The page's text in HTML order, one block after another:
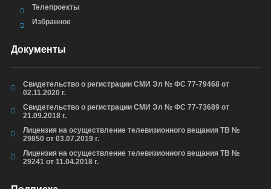
Телепроекты
Избранное
Документы
Свидетельство о регистрации СМИ Эл № ФС 77-79468 от
02.11.2020 г.
Свидетельство о регистрации СМИ Эл № ФС 77-73689 от
21.09.2018 г.
Лицензия на осуществление телевизионного вещания ТВ №
29850 от 03.07.2019 г.
Лицензия на осуществление телевизионного вещания ТВ №
29241 от 11.04.2018 г.